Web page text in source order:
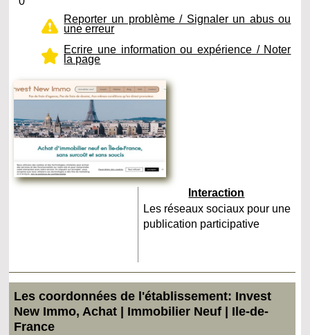
Reporter un problème / Signaler un abus ou
une erreur
Ecrire une information ou expérience / Noter
la page
Interaction
Les réseaux sociaux pour une
publication participative
Les coordonnées de l'établissement: Invest
New Immo, Achat | Immobilier Neuf | Ile-de-
France